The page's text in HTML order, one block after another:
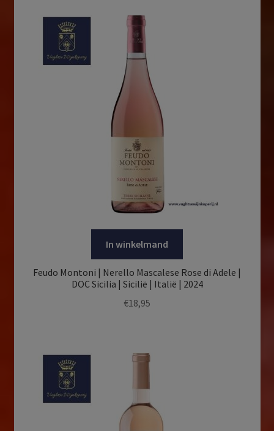
In winkelmand
Feudo Montoni | Nerello Mascalese Rose di Adele |
DOC Sicilia | Sicilië | Italië | 2024
€18,95